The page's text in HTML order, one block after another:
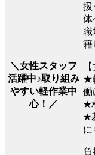
＼女性スタッフ
活躍中♪取り組み
やすい軽作業中
心！／
扱
体
職
籍
★
働
★
★
に
負